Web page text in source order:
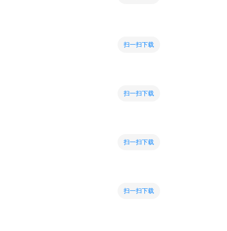
扫一扫下载
扫一扫下载
扫一扫下载
扫一扫下载